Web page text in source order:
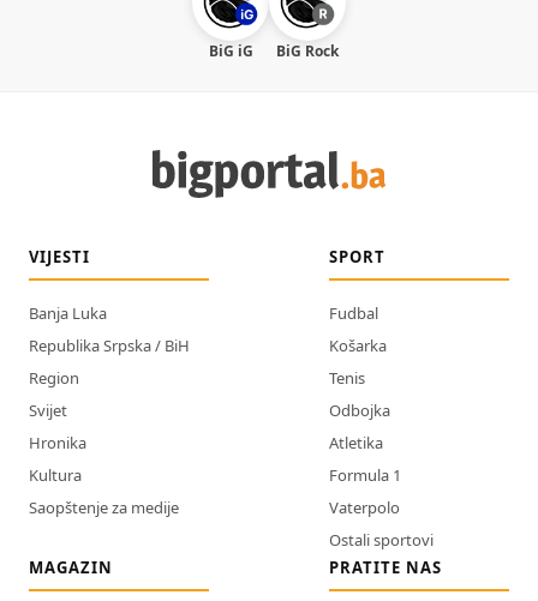
BiG iG BiG Rock
VIJESTI
Banja Luka
Republika Srpska / BiH
Region
Svijet
Hronika
Kultura
Saopštenje za medije
SPORT
Fudbal
Košarka
Tenis
Odbojka
Atletika
Formula 1
Vaterpolo
Ostali sportovi
MAGAZIN
PRATITE NAS